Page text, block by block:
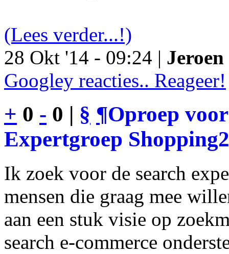
(Lees verder...!)
28 Okt '14 - 09:24 |
Googley reacties.. Reageer!
+ 0 - 0 | § ¶Oproep
Expertgroep
Ik zoek voor de search
mensen die graag mee
aan een stuk visie op
search e-commerce